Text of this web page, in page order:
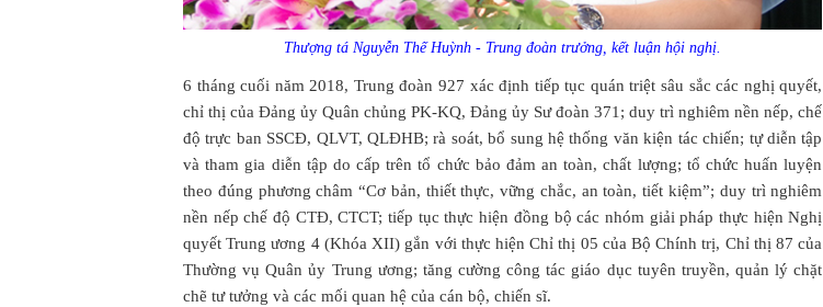
Thượng tá Nguyễn Thế Huỳnh - Trung đoàn trưởng, kết luận hội nghị.
6 tháng cuối năm 2018, Trung đoàn 927 xác định tiếp tục quán triệt sâu sắc các nghị quyết,
chỉ thị của Đảng ủy Quân chủng PK-KQ, Đảng ủy Sư đoàn 371; duy trì nghiêm nền nếp, chế
độ trực ban SSCĐ, QLVT, QLĐHB; rà soát, bổ sung hệ thống văn kiện tác chiến; tự diễn tập
và tham gia diễn tập do cấp trên tổ chức bảo đảm an toàn, chất lượng; tổ chức huấn luyện
theo đúng phương châm “Cơ bản, thiết thực, vững chắc, an toàn, tiết kiệm”; duy trì nghiêm
nền nếp chế độ CTĐ, CTCT; tiếp tục thực hiện đồng bộ các nhóm giải pháp thực hiện Nghị
quyết Trung ương 4 (Khóa XII) gắn với thực hiện Chỉ thị 05 của Bộ Chính trị, Chỉ thị 87 của
Thường vụ Quân ủy Trung ương; tăng cường công tác giáo dục tuyên truyền, quản lý chặt
chẽ tư tưởng và các mối quan hệ của cán bộ, chiến sĩ.